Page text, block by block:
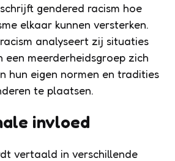
gendered racism hoe
elkaar kunnen versterken.
analyseert zij situaties
een meerderheidsgroep zich
hun eigen normen en tradities
te plaatsen.
invloed
vertaald in verschillende